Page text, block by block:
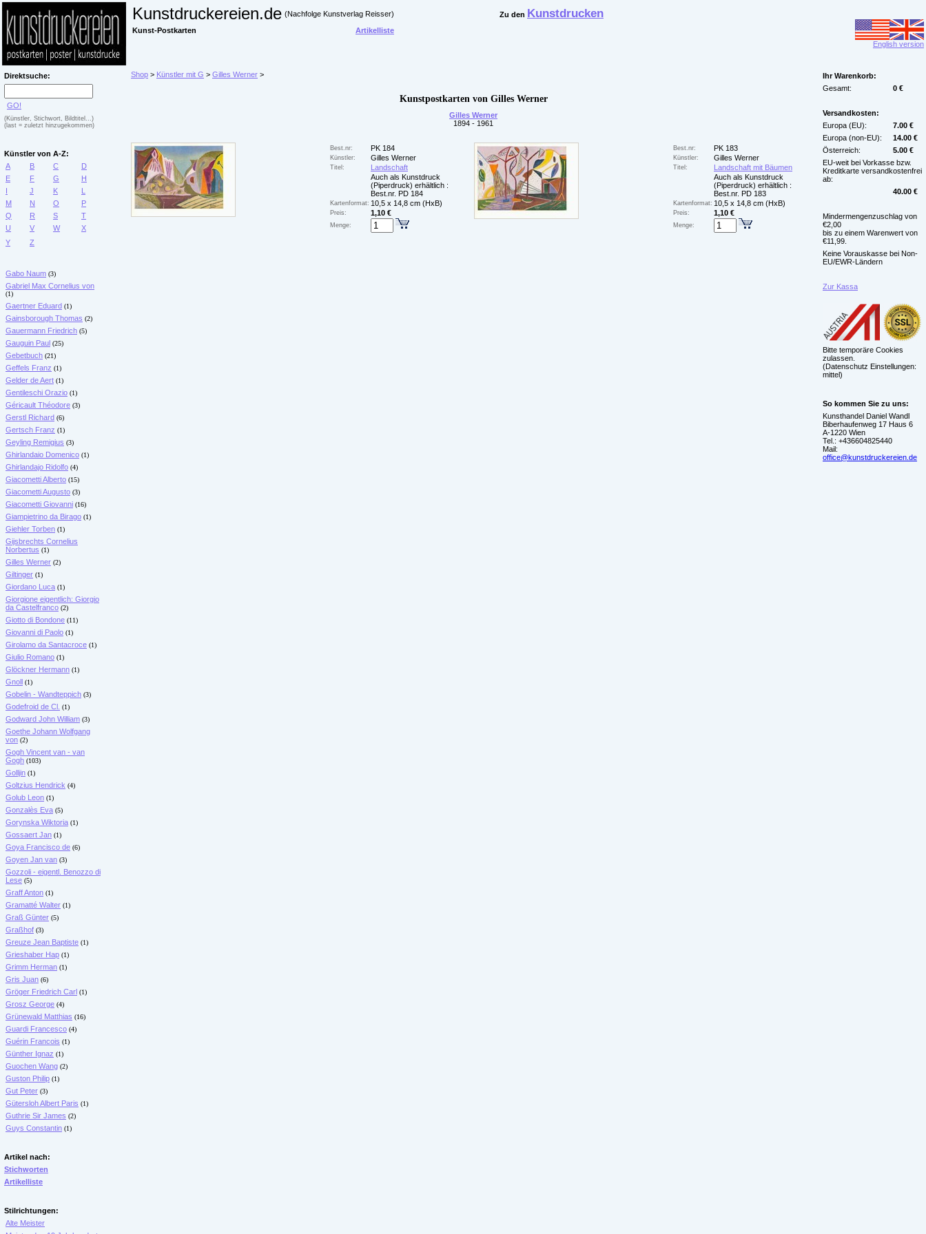
Kunstdruckereien.de (Nachfolge Kunstverlag Reisser) Zu den Kunstdrucken
Kunst-Postkarten
Artikelliste
English version
Direktsuche:
GO!
(Künstler, Stichwort, Bildtitel...)
(last = zuletzt hinzugekommen)
Künstler von A-Z:
A
B C
D
E
F G
H
I
J K
L
M
N O
P
Q
R S
T
U
V W
X
Y
Z
Gabo Naum (3)
Gabriel Max Cornelius von
(1)
Gaertner Eduard (1)
Gainsborough Thomas (2)
Gauermann Friedrich (5)
Gauguin Paul (25)
Gebetbuch (21)
Geffels Franz (1)
Gelder de Aert (1)
Gentileschi Orazio (1)
Géricault Théodore (3)
Gerstl Richard (6)
Gertsch Franz (1)
Geyling Remigius (3)
Ghirlandaio Domenico (1)
Ghirlandajo Ridolfo (4)
Giacometti Alberto (15)
Giacometti Augusto (3)
Giacometti Giovanni (16)
Giampietrino da Birago (1)
Giehler Torben (1)
Gijsbrechts Cornelius
Norbertus (1)
Gilles Werner (2)
Giltinger (1)
Giordano Luca (1)
Giorgione eigentlich: Giorgio
da Castelfranco (2)
Giotto di Bondone (11)
Giovanni di Paolo (1)
Girolamo da Santacroce (1)
Giulio Romano (1)
Glöckner Hermann (1)
Gnoll (1)
Gobelin - Wandteppich (3)
Godefroid de Cl. (1)
Godward John William (3)
Goethe Johann Wolfgang
von (2)
Gogh Vincent van - van
Gogh (103)
Golljin (1)
Goltzius Hendrick (4)
Golub Leon (1)
Gonzalès Eva (5)
Gorynska Wiktoria (1)
Gossaert Jan (1)
Goya Francisco de (6)
Goyen Jan van (3)
Gozzoli - eigentl. Benozzo di
Lese (5)
Graff Anton (1)
Gramatté Walter (1)
Graß Günter (5)
Graßhof (3)
Greuze Jean Baptiste (1)
Grieshaber Hap (1)
Grimm Herman (1)
Gris Juan (6)
Gröger Friedrich Carl (1)
Grosz George (4)
Grünewald Matthias (16)
Guardi Francesco (4)
Guérin Francois (1)
Günther Ignaz (1)
Guochen Wang (2)
Guston Philip (1)
Gut Peter (3)
Gütersloh Albert Paris (1)
Guthrie Sir James (2)
Guys Constantin (1)
Artikel nach:
Stichworten
Artikelliste
Stilrichtungen:
Alte Meister
Shop > Künstler mit G > Gilles Werner >
Kunstpostkarten von Gilles Werner
Gilles Werner
1894 - 1961
Best.nr: PK 184
Künstler: Gilles Werner
Titel:
Landschaft
Auch als Kunstdruck
(Piperdruck) erhältlich :
Best.nr. PD 184
Kartenformat: 10,5 x 14,8 cm (HxB)
Preis: 1,10 €
Menge:
Best.nr: PK 183
Künstler: Gilles Werner
Titel:
Landschaft mit Bäumen
Auch als Kunstdruck
(Piperdruck) erhältlich :
Best.nr. PD 183
Kartenformat: 10,5 x 14,8 cm (HxB)
Preis: 1,10 €
Menge:
Ihr Warenkorb:
Gesamt:
0 €
Versandkosten:
Europa (EU):
7.00 €
Europa (non-EU):
14.00 €
Österreich:
5.00 €
EU-weit bei Vorkasse bzw.
Kreditkarte versandkostenfrei
ab:
40.00 €
Mindermengenzuschlag von
€2,00
bis zu einem Warenwert von
€11,99.
Keine Vorauskasse bei Non-
EU/EWR-Ländern
Zur Kassa
Bitte temporäre Cookies
zulassen.
(Datenschutz Einstellungen:
mittel)
So kommen Sie zu uns:
Kunsthandel Daniel Wandl
Biberhaufenweg 17 Haus 6
A-1220 Wien
Tel.: +436604825440
Mail:
office@kunstdruckereien.de